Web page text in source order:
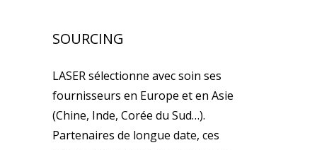
SOURCING
LASER sélectionne avec soin ses
fournisseurs en Europe et en Asie
(Chine, Inde, Corée du Sud…).
Partenaires de longue date, ces